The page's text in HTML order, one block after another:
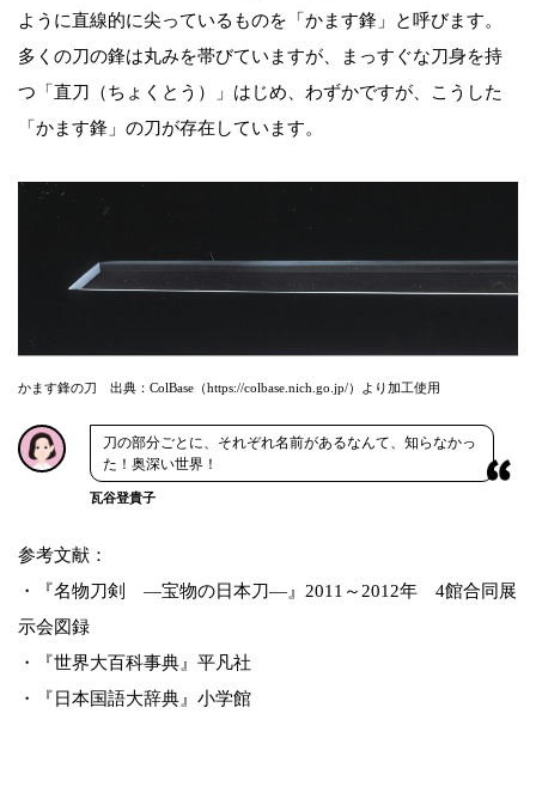
ように直線的に尖っているものを「かます鋒」と呼びます。
多くの刀の鋒は丸みを帯びていますが、まっすぐな刀身を持
つ「直刀（ちょくとう）」はじめ、わずかですが、こうした
「かます鋒」の刀が存在しています。
かます鋒の刀 出典：ColBase（https://colbase.nich.go.jp/）より加工使用
刀の部分ごとに、それぞれ名前があるなんて、知らなかっ
た！奥深い世界！
瓦谷登貴子
参考文献：
・『名物刀剣 ―宝物の日本刀―』2011～2012年 4館合同展
示会図録
・『世界大百科事典』平凡社
・『日本国語大辞典』小学館